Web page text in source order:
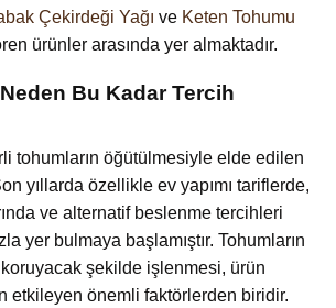
Çekirdeği Yağı ve Keten Tohumu
ürünler arasında yer almaktadır.
Bu Kadar Tercih
tohumların öğütülmesiyle elde edilen
yıllarda özellikle ev yapımı tariflerde,
ve alternatif beslenme tercihleri
yer bulmaya başlamıştır. Tohumların
şekilde işlenmesi, ürün
etkileyen önemli faktörlerden biridir.